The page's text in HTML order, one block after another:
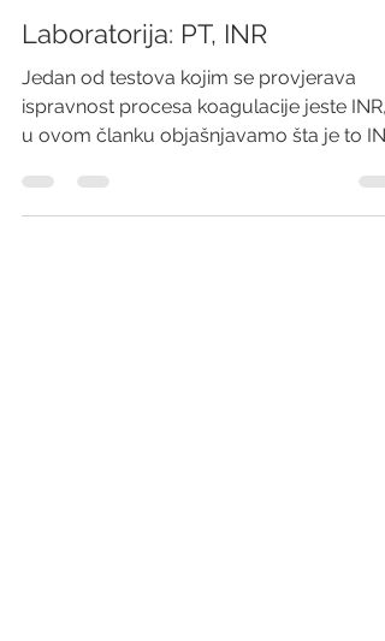
Nov 22, 2024
2 min read
Laboratorija: PT, INR
Jedan od testova kojim se provjerava
u ovom članku objašnjavamo šta je to
PT test.